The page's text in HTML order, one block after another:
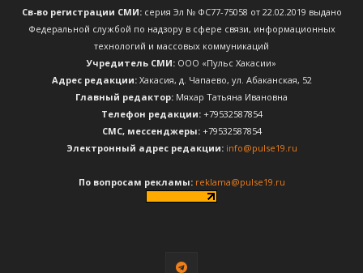
Св-во регистрации СМИ:серия Эл № ФС77-75058 от 22.02.2019 выдано
Федеральной службой по надзору в сфере связи, информационных
технологий и массовых коммуникаций
Учредитель СМИ: ООО «Пульс Хакасии»
Адрес редакции:Хакасия, д. Чапаево, ул. Абаканская, 52
Главный редактор: Мяхар Татьяна Ивановна
Телефон редакции:+79532587854
CМС, мессенджеры:+79532587854
Электронный адрес редакции: info@pulse19.ru
По вопросам рекламы: reklama@pulse19.ru